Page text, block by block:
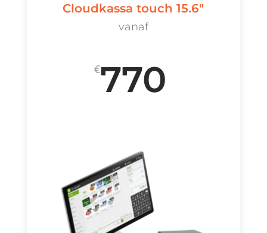
Cloudkassa touch 15.6"
vanaf
€770